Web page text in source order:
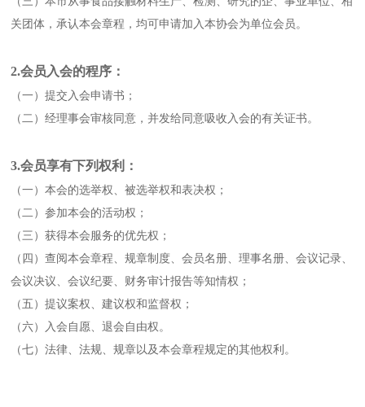
关团体，承认本会章程，均可申请加入本协会为单位会员。
2.会员入会的程序：
（一）提交入会申请书；
（二）经理事会审核同意，并发给同意吸收入会的有关证书。
3.会员享有下列权利：
（一）本会的选举权、被选举权和表决权；
（二）参加本会的活动权；
（三）获得本会服务的优先权；
（四）查阅本会章程、规章制度、会员名册、理事名册、会议记录、
会议决议、会议纪要、财务审计报告等知情权；
（五）提议案权、建议权和监督权；
（六）入会自愿、退会自由权。
（七）法律、法规、规章以及本会章程规定的其他权利。